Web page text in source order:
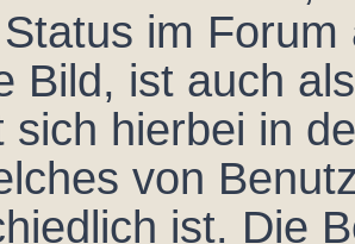
im
Bild, ist auch
sich hierbei in
von
ist. Die